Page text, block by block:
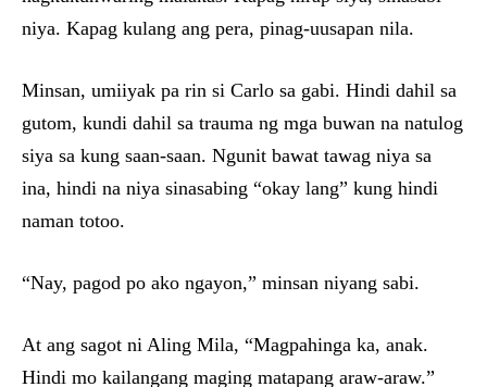
niya. Kapag kulang ang pera, pinag-uusapan nila.
Minsan, umiiyak pa rin si Carlo sa gabi. Hindi dahil sa
gutom, kundi dahil sa trauma ng mga buwan na natulog
siya sa kung saan-saan. Ngunit bawat tawag niya sa
ina, hindi na niya sinasabing “okay lang” kung hindi
naman totoo.
“Nay, pagod po ako ngayon,” minsan niyang sabi.
At ang sagot ni Aling Mila, “Magpahinga ka, anak.
Hindi mo kailangang maging matapang araw-araw.”